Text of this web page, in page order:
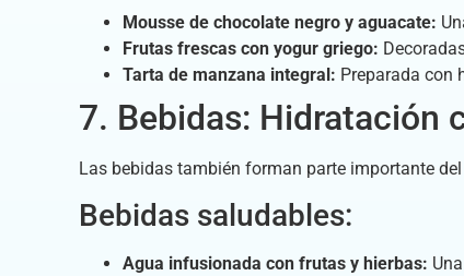
Mousse de chocolate negro y aguacate:
Frutas frescas con yogur griego:
Tarta de manzana integral: Preparada con
7. Bebidas: Hidratación
Las bebidas también forman parte importante
Bebidas saludables:
Agua infusionada con frutas y hierbas: